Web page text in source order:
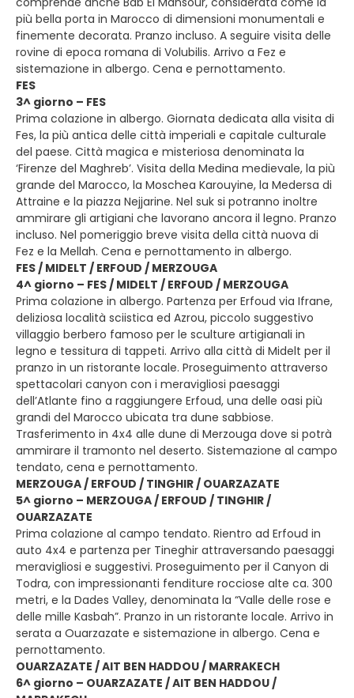
più bella porta in Marocco di dimensioni monumentali e
finemente decorata. Pranzo incluso. A seguire visita delle
rovine di epoca romana di Volubilis. Arrivo a Fez e
sistemazione in albergo. Cena e pernottamento.
FES
3^ giorno – FES
Prima colazione in albergo. Giornata dedicata alla visita di
Fes, la più antica delle città imperiali e capitale culturale
del paese. Città magica e misteriosa denominata la
‘Firenze del Maghreb’. Visita della Medina medievale, la più
grande del Marocco, la Moschea Karouyine, la Medersa di
Attraine e la piazza Nejjarine. Nel suk si potranno inoltre
ammirare gli artigiani che lavorano ancora il legno. Pranzo
incluso. Nel pomeriggio breve visita della città nuova di
Fez e la Mellah. Cena e pernottamento in albergo.
FES / MIDELT / ERFOUD / MERZOUGA
4^ giorno – FES / MIDELT / ERFOUD / MERZOUGA
Prima colazione in albergo. Partenza per Erfoud via Ifrane,
deliziosa località sciistica ed Azrou, piccolo suggestivo
villaggio berbero famoso per le sculture artigianali in
legno e tessitura di tappeti. Arrivo alla città di Midelt per il
pranzo in un ristorante locale. Proseguimento attraverso
spettacolari canyon con i meravigliosi paesaggi
dell’Atlante fino a raggiungere Erfoud, una delle oasi più
grandi del Marocco ubicata tra dune sabbiose.
Trasferimento in 4x4 alle dune di Merzouga dove si potrà
ammirare il tramonto nel deserto. Sistemazione al campo
tendato, cena e pernottamento.
MERZOUGA / ERFOUD / TINGHIR / OUARZAZATE
5^ giorno – MERZOUGA / ERFOUD / TINGHIR /
OUARZAZATE
Prima colazione al campo tendato. Rientro ad Erfoud in
auto 4x4 e partenza per Tineghir attraversando paesaggi
meravigliosi e suggestivi. Proseguimento per il Canyon di
Todra, con impressionanti fenditure rocciose alte ca. 300
metri, e la Dades Valley, denominata la “Valle delle rose e
delle mille Kasbah”. Pranzo in un ristorante locale. Arrivo in
serata a Ouarzazate e sistemazione in albergo. Cena e
pernottamento.
OUARZAZATE / AIT BEN HADDOU / MARRAKECH
6^ giorno – OUARZAZATE / AIT BEN HADDOU /